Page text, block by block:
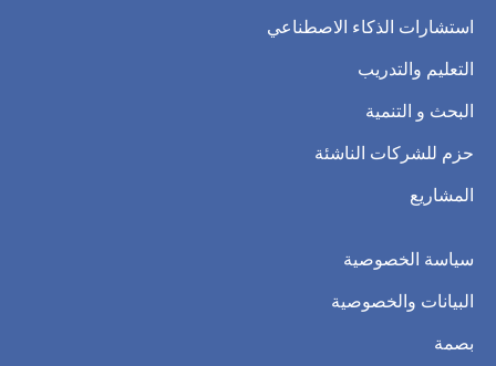
استشارات الذكاء الاصطناعي
التعليم والتدريب
البحث و التنمية
حزم للشركات الناشئة
المشاريع
سياسة الخصوصية
البيانات والخصوصية
بصمة